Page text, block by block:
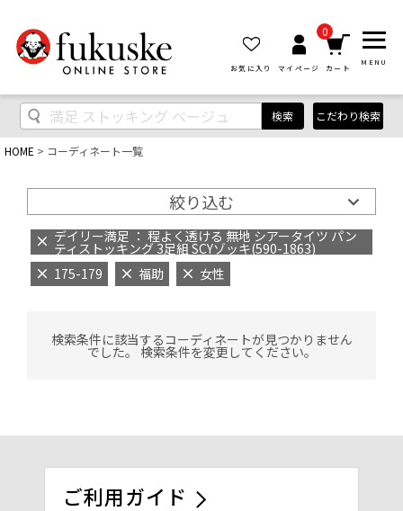
お気に入り マイページ
0
カート
MENU
検索 こだわり検索
HOME コーディネート一覧
絞り込む
デイリー満足 ： 程よく透ける 無地 シアータイツ パン
ティストッキング 3足組 SCYゾッキ(590-1863)
175-179
福助 女性
検索条件に該当するコーディネートが見つかりません
でした。 検索条件を変更してください。
ご利用ガイド